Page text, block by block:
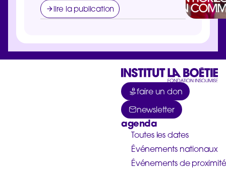
lire la publication
faire un don
newsletter
agenda
Toutes les dates
Événements nationaux
Événements de proximité